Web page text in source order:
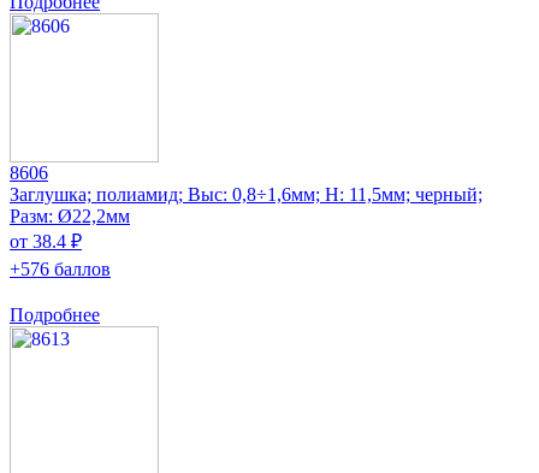
8606
Заглушка; полиамид; Выс: 0,8÷1,6мм; H: 11,5мм; черный;
Разм: Ø22,2мм
от 38.4 ₽
+576 баллов
Подробнее